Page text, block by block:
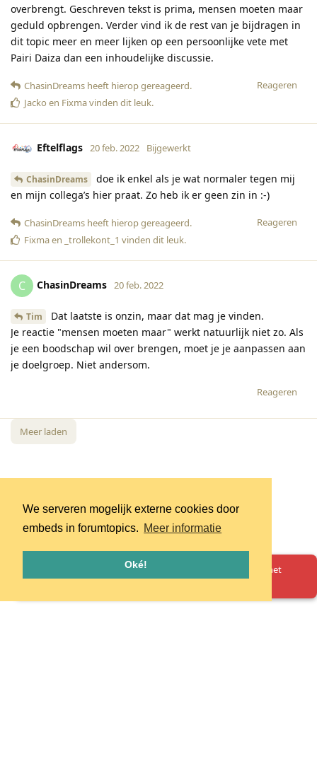
We serveren mogelijk externe cookies door
embeds in forumtopics. Meer informatie
Oké!
overbrengt. Geschreven tekst is prima, mensen moeten maar
geduld opbrengen. Verder vind ik de rest van je bijdragen in
dit topic meer en meer lijken op een persoonlijke vete met
Pairi Daiza dan een inhoudelijke discussie.
Reageren
ChasinDreams heeft hierop gereageerd.
Jacko en Fixmavinden dit leuk.
Eftelflags 20 feb. 2022 Bijgewerkt
ChasinDreams
doe ik enkel als je wat normaler tegen mij
en mijn collega’s hier praat. Zo heb ik er geen zin in :-)
Reageren
ChasinDreams heeft hierop gereageerd.
Fixmaen _trollekont_1 vinden dit leuk.
C ChasinDreams 20 feb. 2022
Tim
Dat laatste is onzin, maar dat mag je vinden.
Je reactie "mensen moeten maar" werkt natuurlijk niet zo. Als
je een boodschap wil over brengen, moet je je aanpassen aan
je doelgroep. Niet andersom.
Reageren
Meer laden
Oeps! Er is iets misgegaan. Herlaad de pagina en probeer het
opnieuw.